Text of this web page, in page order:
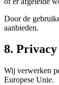
Door de
aanbieden.
8. Privacy
Wij verwerken
Europese Unie.